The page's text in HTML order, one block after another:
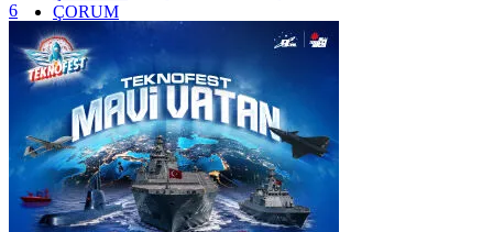
ÇORUM
İSTANBUL
İZMİR
ŞANLIURFA
ŞIRNAK
6